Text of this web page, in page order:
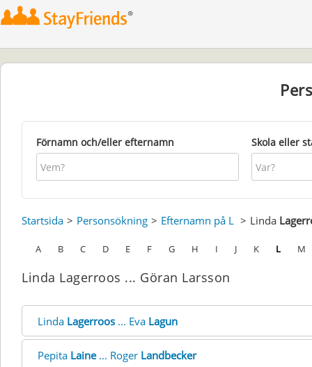
Förnamn och/eller efternamn Skola eller
Startsida Personsökning Efternamn på L Linda
A B C D E F G H I J K L M
Linda Lagerroos ... Göran Larsson
Linda Lagerroos ... Eva Lagun
Pepita Laine... Roger Landbecker